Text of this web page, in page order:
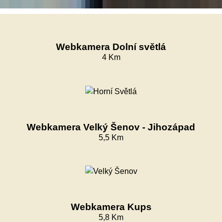
Webkamera Dolní světlá
4 Km
Webkamera Velký Šenov - Jihozápad
5,5 Km
Webkamera Kups
5,8 Km